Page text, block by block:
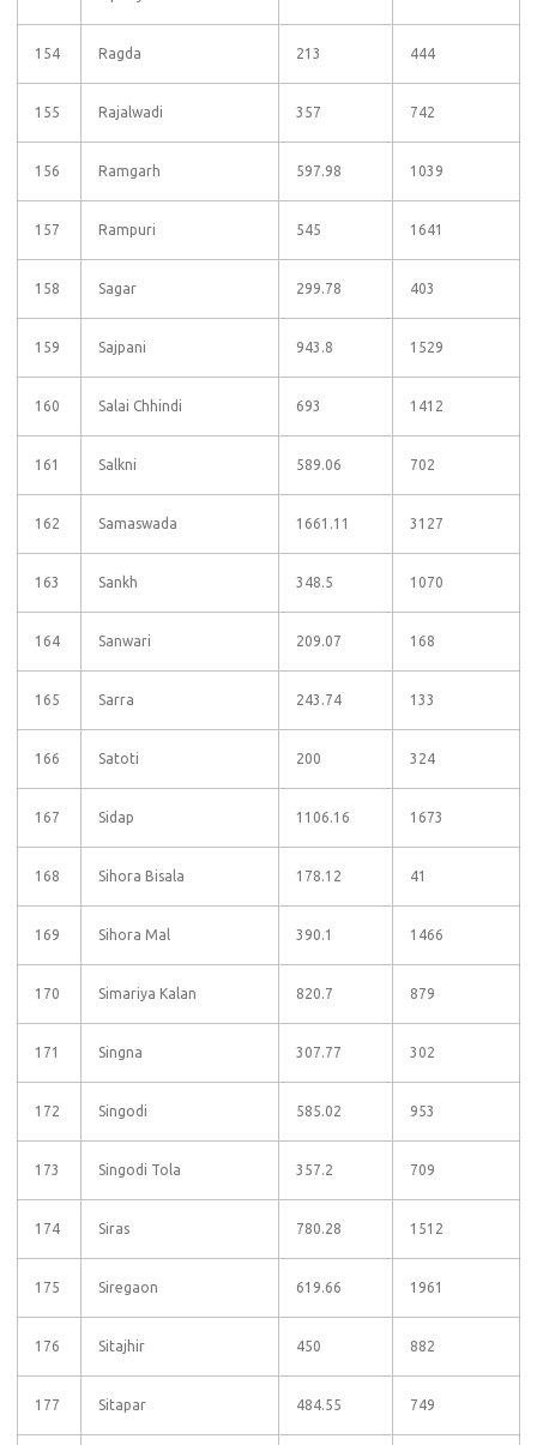
154 Ragda 213 444
155 Rajalwadi 357 742
156 Ramgarh 597.98 1039
157 Rampuri 545 1641
158 Sagar 299.78 403
159 Sajpani 943.8 1529
160 Salai Chhindi 693 1412
161 Salkni 589.06 702
162 Samaswada 1661.11 3127
163 Sankh 348.5 1070
164 Sanwari 209.07 168
165 Sarra 243.74 133
166 Satoti 200 324
167 Sidap 1106.16 1673
168 Sihora Bisala 178.12 41
169 Sihora Mal 390.1 1466
170 Simariya Kalan 820.7 879
171 Singna 307.77 302
172 Singodi 585.02 953
173 Singodi Tola 357.2 709
174 Siras 780.28 1512
175 Siregaon 619.66 1961
176 Sitajhir 450 882
177 Sitapar 484.55 749